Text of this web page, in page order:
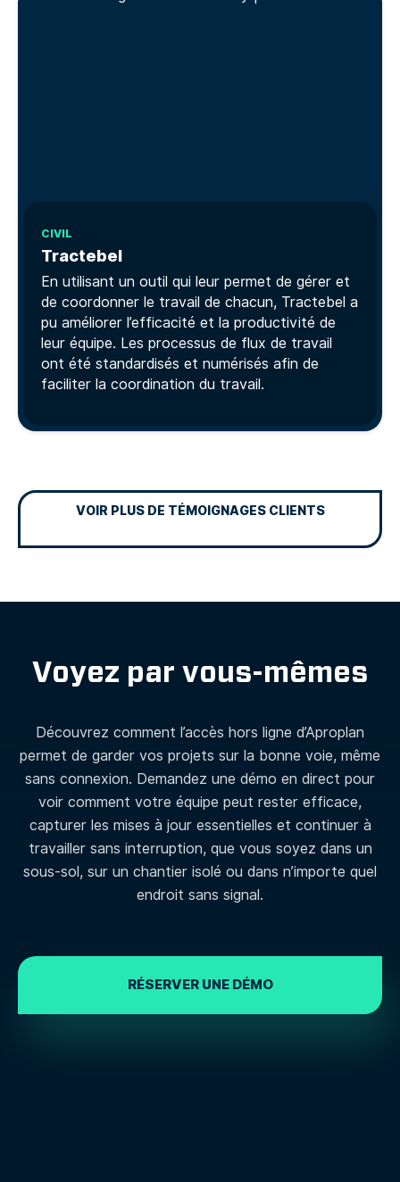
CIVIL
Tractebel
En utilisant un outil qui leur permet de gérer et
de coordonner le travail de chacun, Tractebel a
pu améliorer l’efficacité et la productivité de
leur équipe. Les processus de flux de travail
ont été standardisés et numérisés afin de
faciliter la coordination du travail.
VOIR PLUS DE TÉMOIGNAGES CLIENTS
Voyez par vous-mêmes
Découvrez comment l’accès hors ligne d’Aproplan
permet de garder vos projets sur la bonne voie, même
sans connexion. Demandez une démo en direct pour
voir comment votre équipe peut rester efficace,
capturer les mises à jour essentielles et continuer à
travailler sans interruption, que vous soyez dans un
sous-sol, sur un chantier isolé ou dans n’importe quel
endroit sans signal.
RÉSERVER UNE DÉMO